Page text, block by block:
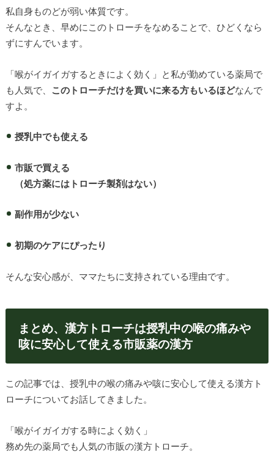
私自身ものどが弱い体質です。
そんなとき、早めにこのトローチをなめることで、ひどくなら
ずにすんでいます。
「喉がイガイガするときによく効く」と私が勤めている薬局で
も人気で、 このトローチだけを買いに来る方もいるほどなんで
すよ。
授乳中でも使える
市販で買える
（処方薬にはトローチ製剤はない）
副作用が少ない
初期のケアにぴったり
そんな安心感が、ママたちに支持されている理由です。
まとめ、漢方トローチは授乳中の喉の痛みや
咳に安心して使える市販薬の漢方
この記事では、授乳中の喉の痛みや咳に安心して使える漢方ト
ローチについてお話してきました。
「喉がイガイガする時によく効く」
務め先の薬局でも人気の市販の漢方トローチ。